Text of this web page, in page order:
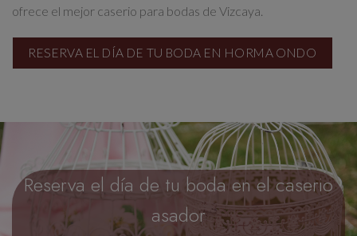
ofrece el mejor caserio para bodas de Vizcaya.
RESERVA EL DÍA DE TU BODA EN HORMA ONDO
Reserva el día de tu boda en el caserio
asador